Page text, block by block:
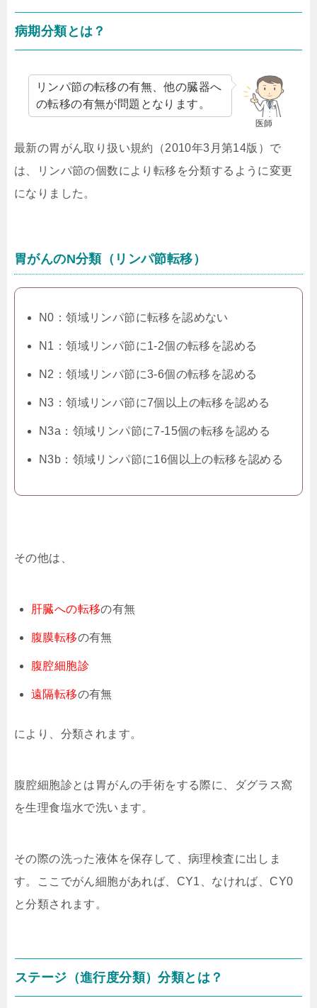
病期分類とは？
医師
リンパ節の転移の有無、他の臓器へ
の転移の有無が問題となります。
最新の胃がん取り扱い規約（2010年3月第14版）で
は、リンパ節の個数により転移を分類するように変更
になりました。
胃がんのN分類（リンパ節転移）
N0：領域リンパ節に転移を認めない
N1：領域リンパ節に1-2個の転移を認める
N2：領域リンパ節に3-6個の転移を認める
N3：領域リンパ節に7個以上の転移を認める
N3a：領域リンパ節に7-15個の転移を認める
N3b：領域リンパ節に16個以上の転移を認める
その他は、
肝臓への転移の有無
腹膜転移の有無
腹腔細胞診
遠隔転移の有無
により、分類されます。
腹腔細胞診とは胃がんの手術をする際に、ダグラス窩
を生理食塩水で洗います。
その際の洗った液体を保存して、病理検査に出しま
す。ここでがん細胞があれば、CY1、なければ、CY0
と分類されます。
ステージ（進行度分類）分類とは？